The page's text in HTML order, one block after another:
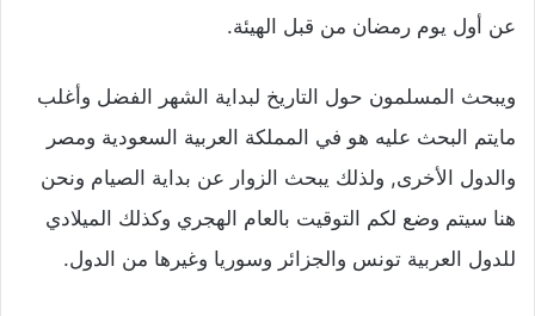
عن أول يوم رمضان من قبل الهيئة.
ويبحث المسلمون حول التاريخ لبداية الشهر الفضل وأغلب
مايتم البحث عليه هو في المملكة العربية السعودية ومصر
والدول الأخرى, ولذلك يبحث الزوار عن بداية الصيام ونحن
هنا سيتم وضع لكم التوقيت بالعام الهجري وكذلك الميلادي
للدول العربية تونس والجزائر وسوريا وغيرها من الدول.